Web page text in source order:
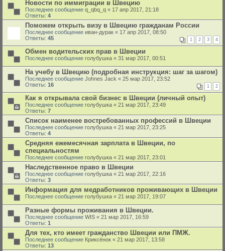
Новости по иммиграции в Швецию
Последнее сообщение q_qbq_q « 17 апр 2017, 21:18
Ответы: 4
Поможем открыть визу в Швецию гражданам России
Последнее сообщение иван-дурак « 17 апр 2017, 08:50
Ответы: 45 1 2 3 4
Обмен водительских прав в Швеции
Последнее сообщение голубушка « 31 мар 2017, 00:51
На учебу в Швецию (подробная инструкция: шаг за шагом)
Последнее сообщение Johnes Jack « 25 мар 2017, 23:52
Ответы: 16 1 2
Как я открывала свой бизнес в Швеции (личный опыт)
Последнее сообщение голубушка « 21 мар 2017, 23:49
Ответы: 7
Список наименее востребованныx профессий в Швеции
Последнее сообщение голубушка « 21 мар 2017, 23:25
Ответы: 4
Средняя ежемесячная зарплата в Швеции, по
специальностям
Последнее сообщение голубушка « 21 мар 2017, 23:01
Наследственное право в Швеции
Последнее сообщение голубушка « 21 мар 2017, 22:16
Ответы: 3
Информация для медработников проживающих в Швеции
Последнее сообщение голубушка « 21 мар 2017, 19:07
Разные формы проживания в Швеции.
Последнее сообщение WIS « 21 мар 2017, 16:59
Ответы: 1
Для тех, кто имеет гражданство Швеции или ПМЖ.
Последнее сообщение Криксёнок « 21 мар 2017, 13:58
Ответы: 13